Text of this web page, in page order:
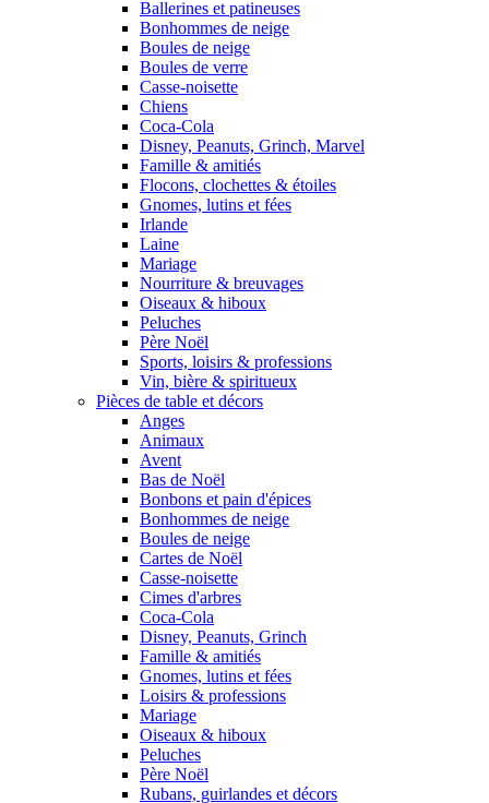
Ballerines et patineuses
Bonhommes de neige
Boules de neige
Boules de verre
Casse-noisette
Chiens
Coca-Cola
Disney, Peanuts, Grinch, Marvel
Famille & amitiés
Flocons, clochettes & étoiles
Gnomes, lutins et fées
Irlande
Laine
Mariage
Nourriture & breuvages
Oiseaux & hiboux
Peluches
Père Noël
Sports, loisirs & professions
Vin, bière & spiritueux
Pièces de table et décors
Anges
Animaux
Avent
Bas de Noël
Bonbons et pain d'épices
Bonhommes de neige
Boules de neige
Cartes de Noël
Casse-noisette
Cimes d'arbres
Coca-Cola
Disney, Peanuts, Grinch
Famille & amitiés
Gnomes, lutins et fées
Loisirs & professions
Mariage
Oiseaux & hiboux
Peluches
Père Noël
Rubans, guirlandes et décors